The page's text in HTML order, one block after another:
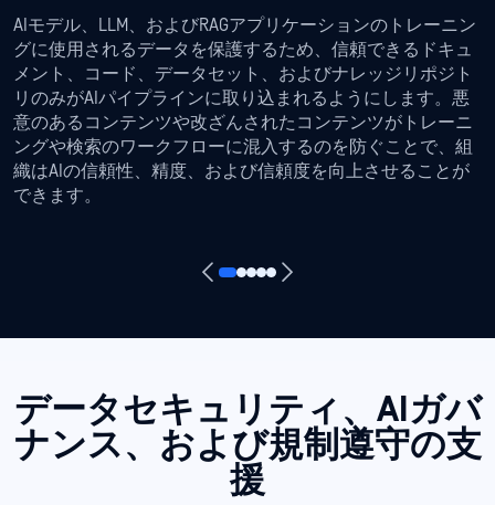
AIモデル、LLM、およびRAGアプリケーションのトレーニン
グに使用されるデータを保護するため、信頼できるドキュ
メント、コード、データセット、およびナレッジリポジト
リのみがAIパイプラインに取り込まれるようにします。悪
意のあるコンテンツや改ざんされたコンテンツがトレーニ
ングや検索のワークフローに混入するのを防ぐことで、組
織はAIの信頼性、精度、および信頼度を向上させることが
できます。
データセキュリティ、AIガバ
ナンス、および規制遵守の支
援